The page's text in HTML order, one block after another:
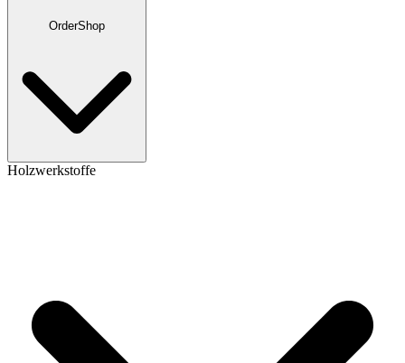
OrderShop
Holzwerkstoffe